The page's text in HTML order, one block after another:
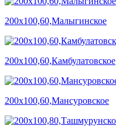
200х100,60,Малыгинское
200х100,60,Камбулатовское
200х100,60,Мансуровское